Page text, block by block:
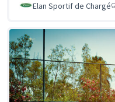
Elan Sportif de Chargé